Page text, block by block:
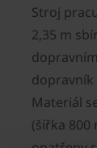
Stroj
2,35 m
dopravník
Materiál
(šířka 800